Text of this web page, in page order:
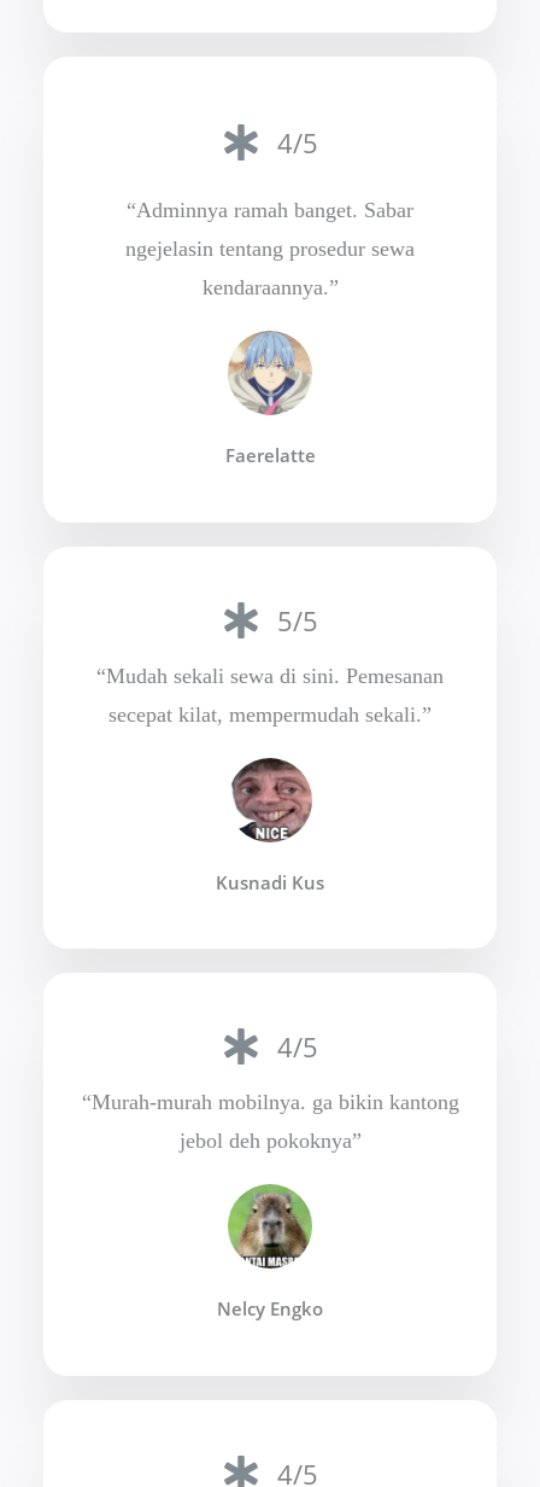
4/5
“Adminnya ramah banget. Sabar
ngejelasin tentang prosedur sewa
kendaraannya.”
Faerelatte
5/5
“Mudah sekali sewa di sini. Pemesanan
secepat kilat, mempermudah sekali.”
Kusnadi Kus
4/5
“Murah-murah mobilnya. ga bikin kantong
jebol deh pokoknya”
Nelcy Engko
4/5